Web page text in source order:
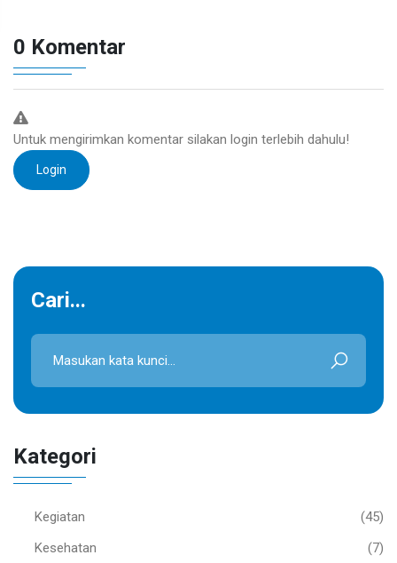
0 Komentar
Untuk mengirimkan komentar silakan login terlebih dahulu!
Login
Cari...
Kategori
Kegiatan
(45)
Kesehatan
(7)